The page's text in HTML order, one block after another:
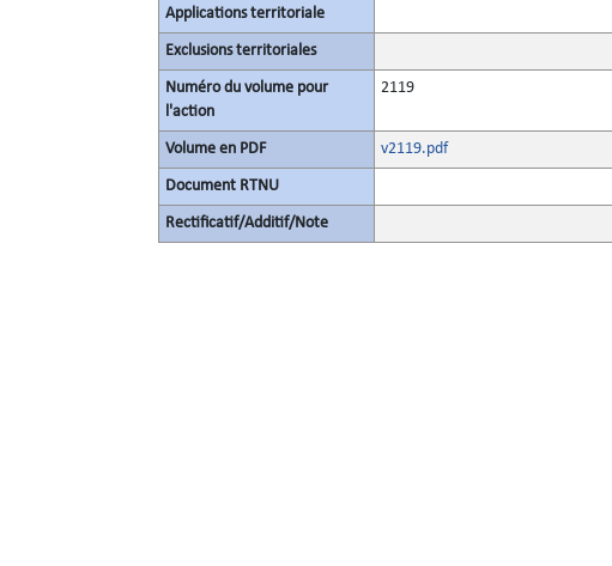
Applications territoriale
Exclusions territoriales
Numéro du volume pour
l'action
2119
Volume en PDF v2119.pdf
Document RTNU
Rectificatif/Additif/Note